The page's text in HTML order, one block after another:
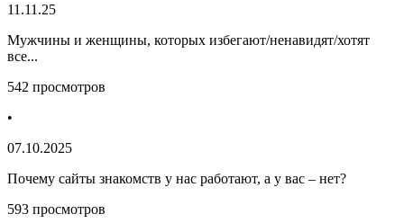
11.11.25
Мужчины и женщины, которых избегают/ненавидят/хотят
все...
542 просмотров
•
07.10.2025
Почему сайты знакомств у нас работают, а у вас – нет?
593 просмотров